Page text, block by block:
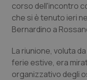
Campania
Emilia-
Friuli Venezia
Car-T
Colesterolo &
Dermatite
corso dell'incontro
che si è tenuto ieri
Bernardino a
La riunione, voluta
ferie estive, era
organizzativo degli